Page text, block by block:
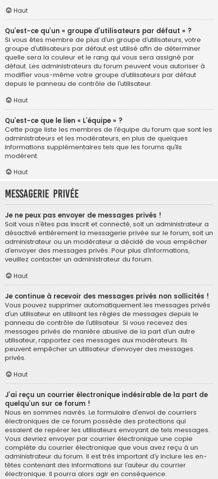
Haut
Qu’est-ce qu’un « groupe d’utilisateurs par défaut » ?
Si vous êtes membre de plus d’un groupe d’utilisateurs, votre
groupe d’utilisateurs par défaut est utilisé afin de déterminer
quelle sera la couleur et le rang qui vous sera assigné par
défaut. Les administrateurs du forum peuvent vous autoriser à
modifier vous-même votre groupe d’utilisateurs par défaut
depuis le panneau de contrôle de l’utilisateur.
Haut
Qu’est-ce que le lien « L’équipe » ?
Cette page liste les membres de l’équipe du forum que sont les
administrateurs et les modérateurs, en plus de quelques
informations supplémentaires tels que les forums qu’ils
modèrent.
Haut
Messagerie privée
Je ne peux pas envoyer de messages privés !
Soit vous n’êtes pas inscrit et connecté, soit un administrateur a
désactivé entièrement la messagerie privée sur le forum, soit un
administrateur ou un modérateur a décidé de vous empêcher
d’envoyer des messages privés. Pour plus d’informations,
veuillez contacter un administrateur du forum.
Haut
Je continue à recevoir des messages privés non sollicités !
Vous pouvez supprimer automatiquement les messages privés
d’un utilisateur en utilisant les règles de messages depuis le
panneau de contrôle de l’utilisateur. Si vous recevez des
messages privés de manière abusive de la part d’un autre
utilisateur, rapportez ces messages aux modérateurs. Ils
peuvent empêcher un utilisateur d’envoyer des messages
privés.
Haut
J’ai reçu un courrier électronique indésirable de la part de
quelqu’un sur ce forum !
Nous en sommes navrés. Le formulaire d’envoi de courriers
électroniques de ce forum possède des protections qui
essaient de repérer les utilisateurs envoyant de tels messages.
Vous devriez envoyer par courrier électronique une copie
complète du courrier électronique que vous avez reçu à un
administrateur du forum. Il est très important d’y inclure les en-
têtes contenant des informations sur l’auteur du courrier
électronique. Il pourra alors agir en conséquence.